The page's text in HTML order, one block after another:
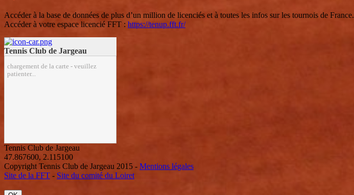
Accéder à la base de données de plus d’un million de licenciés et à toutes les infos sur les tournois de France.
Accéder à votre espace licencié FFT : https://tenup.fft.fr/
Tennis Club de Jargeau
chargement de la carte - veuillez
patienter...
Tennis Club de Jargeau
47.867600, 2.115100
Copyright Tennis Club de Jargeau 2015 - Mentions légales
Site de la FFT - Site du comité du Loiret